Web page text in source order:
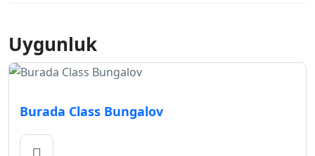
Uygunluk
Burada Class Bungalov